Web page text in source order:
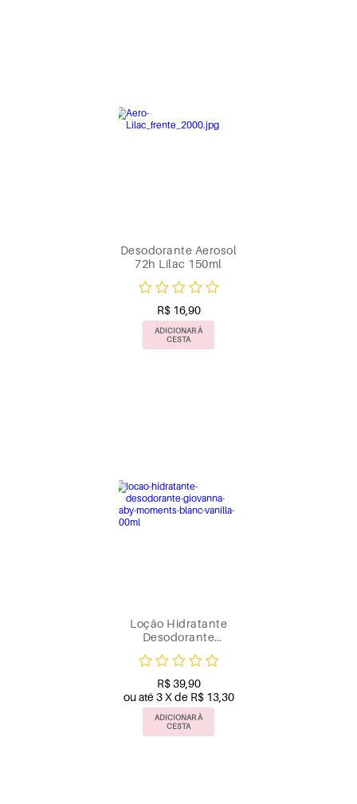
Desodorante Aerosol
72h Lilac 150ml
R$ 16,90
ADICIONAR À
CESTA
Loção Hidratante
Desodorante
Moments Blanc
Vanilla 200ml
R$ 39,90
ou até 3 X de R$ 13,30
ADICIONAR À
CESTA